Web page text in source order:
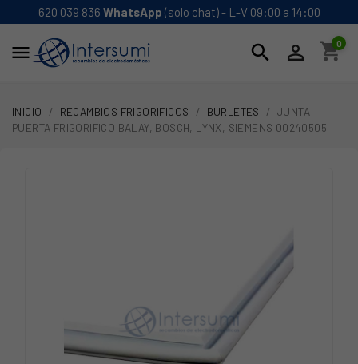
620 039 836 WhatsApp (solo chat) - L-V 09:00 a 14:00
 search  shopping_cart
0
INICIO RECAMBIOS FRIGORIFICOS BURLETES
JUNTA
PUERTA FRIGORIFICO BALAY, BOSCH, LYNX, SIEMENS 00240505